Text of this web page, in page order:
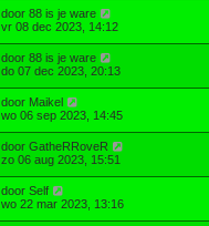
door 88 is je ware
vr 08 dec 2023, 14:12
door 88 is je ware
do 07 dec 2023, 20:13
door Maikel
wo 06 sep 2023, 14:45
door GatheRRoveR
zo 06 aug 2023, 15:51
door Self
wo 22 mar 2023, 13:16